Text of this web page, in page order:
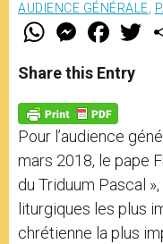
AUDIENCE GÉNÉRALE,
W
t
s
p
p
M
e
s
e
g
e
r
F
a
e
b
o
k
w
Share this Entry
Pour l’audience
mars 2018, le pape
du Triduum Pascal
liturgiques les plus
chrétienne la plus